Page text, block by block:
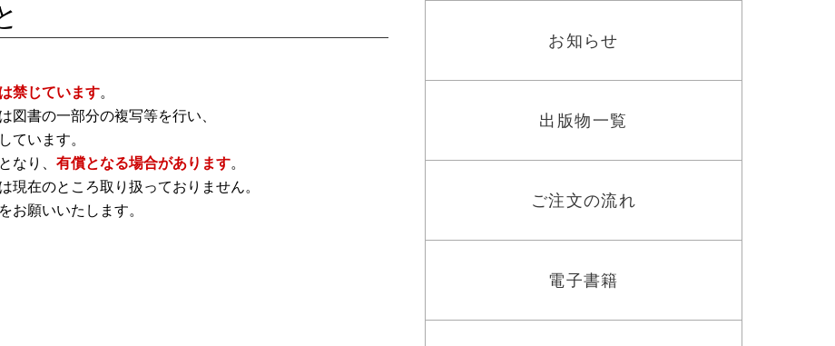
禁じています。
書の一部分の複写等を行い、
います。
り、 有償となる場合があります。
在のところ取り扱っておりません。
願いいたします。
お知らせ
出版物一覧
ご注文の流れ
電子書籍